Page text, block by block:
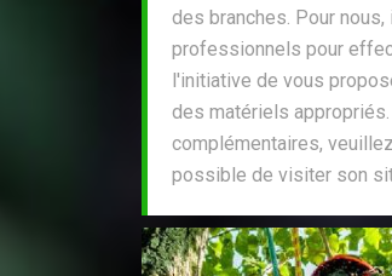
des branches. Pour
professionnels pour
l'initiative de vous
des matériels
complémentaires,
possible de visiter son